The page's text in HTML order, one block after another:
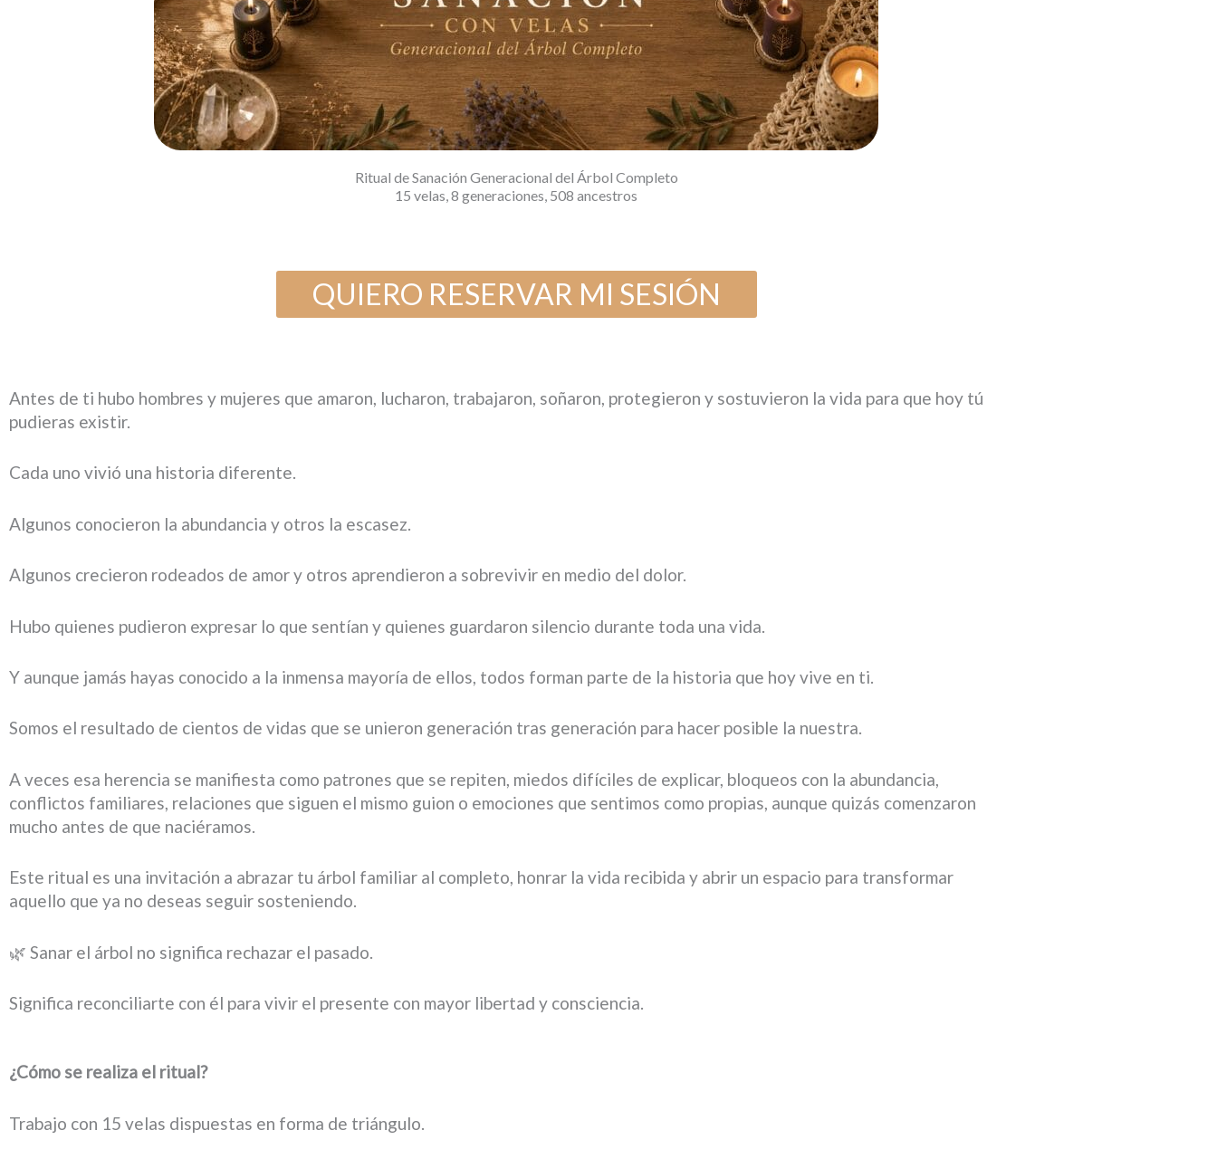
Ritual de Sanación Generacional del Árbol Completo
15 velas, 8 generaciones, 508 ancestros
QUIERO RESERVAR MI SESIÓN
Antes de ti hubo hombres y mujeres que amaron, lucharon, trabajaron, soñaron, protegieron y sostuvieron la vida para que hoy tú
pudieras existir.
Cada uno vivió una historia diferente.
Algunos conocieron la abundancia y otros la escasez.
Algunos crecieron rodeados de amor y otros aprendieron a sobrevivir en medio del dolor.
Hubo quienes pudieron expresar lo que sentían y quienes guardaron silencio durante toda una vida.
Y aunque jamás hayas conocido a la inmensa mayoría de ellos, todos forman parte de la historia que hoy vive en ti.
Somos el resultado de cientos de vidas que se unieron generación tras generación para hacer posible la nuestra.
A veces esa herencia se manifiesta como patrones que se repiten, miedos difíciles de explicar, bloqueos con la abundancia,
conflictos familiares, relaciones que siguen el mismo guion o emociones que sentimos como propias, aunque quizás comenzaron
mucho antes de que naciéramos.
Este ritual es una invitación a abrazar tu árbol familiar al completo, honrar la vida recibida y abrir un espacio para transformar
aquello que ya no deseas seguir sosteniendo.
🌿 Sanar el árbol no significa rechazar el pasado.
Significa reconciliarte con él para vivir el presente con mayor libertad y consciencia.
¿Cómo se realiza el ritual?
Trabajo con 15 velas dispuestas en forma de triángulo.